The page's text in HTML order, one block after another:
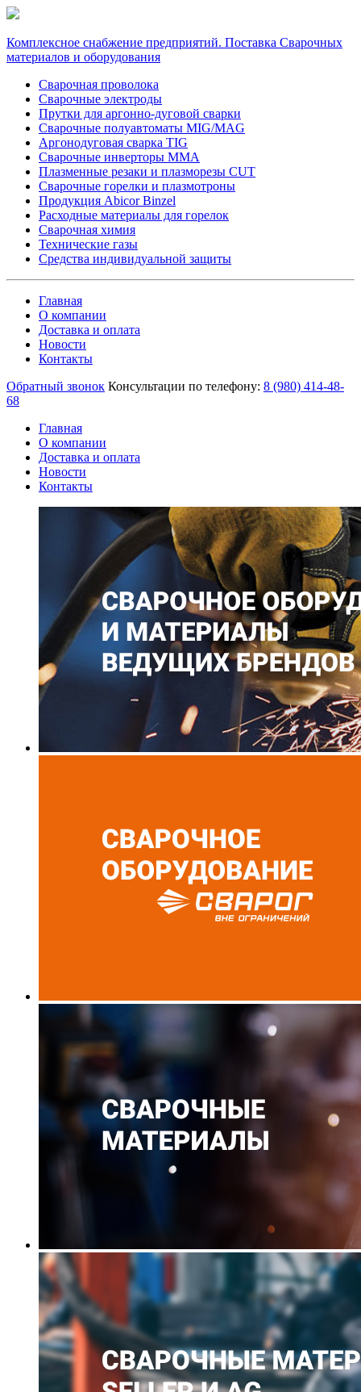
Комплексное снабжение предприятий. Поставка Сварочных
материалов и оборудования
Сварочная проволока
Сварочные электроды
Прутки для аргонно-дуговой сварки
Сварочные полуавтоматы MIG/MAG
Аргонодуговая сварка TIG
Сварочные инверторы MMA
Плазменные резаки и плазморезы CUT
Сварочные горелки и плазмотроны
Продукция Abicor Binzel
Расходные материалы для горелок
Сварочная химия
Технические газы
Средства индивидуальной защиты
Главная
О компании
Доставка и оплата
Новости
Контакты
Обратный звонок Консультации по телефону: 8 (980) 414-48-
68
Главная
О компании
Доставка и оплата
Новости
Контакты